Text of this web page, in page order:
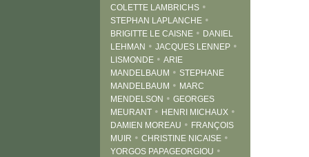
COLETTE LAMBRICHS •
STEPHAN LAPLANCHE •
BRIGITTE LE CAISNE • DANIEL
LEHMAN • JACQUES LENNEP •
LISMONDE • ARIE
MANDELBAUM • STEPHANE
MANDELBAUM • MARC
MENDELSON • GEORGES
MEURANT • HENRI MICHAUX •
DAMIEN MOREAU • FRANÇOIS
MUIR • CHRISTINE NICAISE •
YORGOS PAPAGEORGIOU •